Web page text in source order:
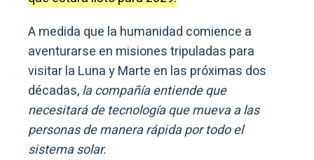
A medida que la humanidad comience a
aventurarse en misiones tripuladas para
visitar la Luna y Marte en las próximas dos
décadas,la compañía entiende que
necesitará de tecnología que mueva a las
personas de manera rápida por todo el
sistema solar.